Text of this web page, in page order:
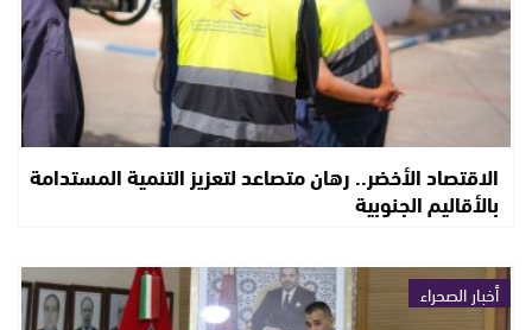
الاقتصاد الأخضر.. رهان متصاعد لتعزيز التنمية المستدامة
بالأقاليم الجنوبية
أخبار الصحراء